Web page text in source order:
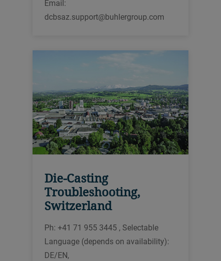
Email:
dcbsaz.support@buhlergroup.com
Die-Casting
Troubleshooting,
Switzerland
Ph: +41 71 955 3445 , Selectable
Language (depends on availability):
DE/EN,